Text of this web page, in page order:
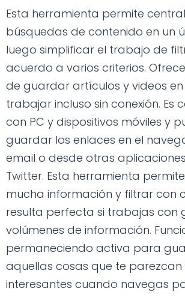
Esta herramienta permite
búsquedas de contenido en un
luego simplificar el trabajo de
acuerdo a varios criterios.
de guardar artículos y videos
trabajar incluso sin conexión. Es
con PC y dispositivos móviles y
guardar los enlaces en el
email o desde otras
Twitter. Esta herramienta
mucha información y filtrar con
resulta perfecta si trabajas con
volúmenes de información.
permaneciendo activa para
aquellas cosas que te parezcan
interesantes cuando navegas